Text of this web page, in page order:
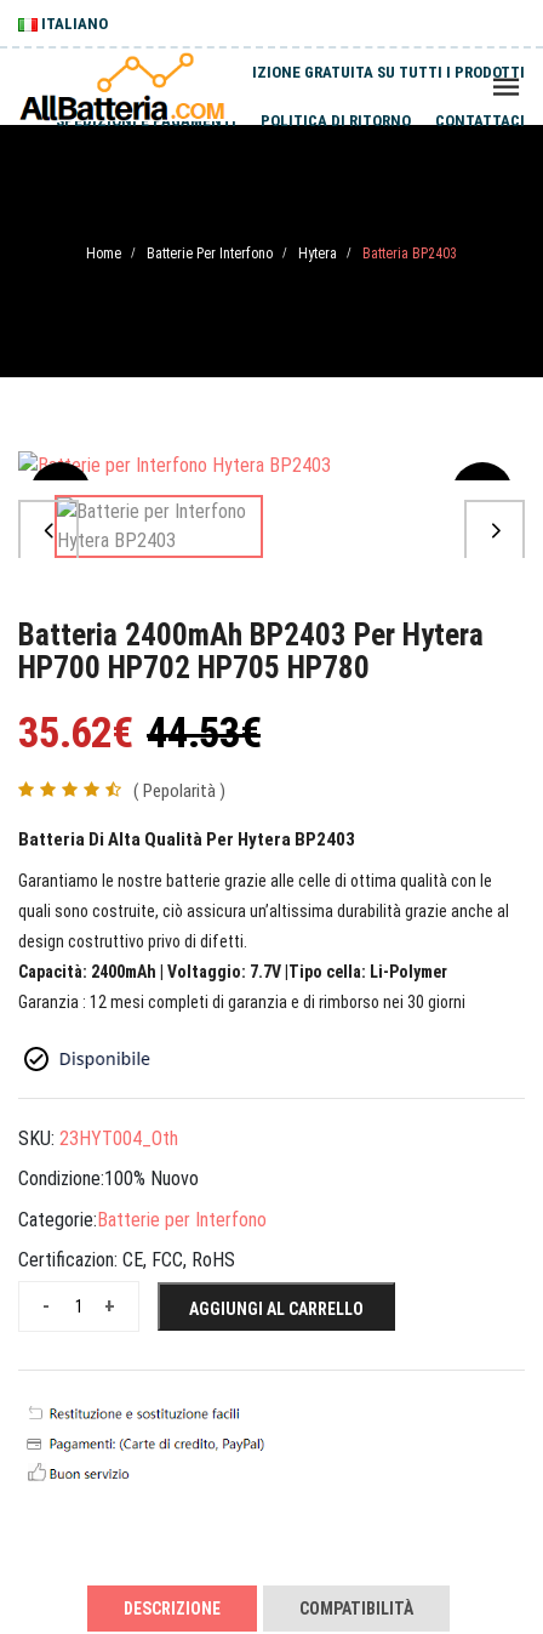
ITALIANO
SPEDIZIONE GRATUITA SU TUTTI I PRODOTTI
SPEDIZIONI E PAGAMENTI POLITICA DI RITORNO CONTATTACI
Home / Batterie Per Interfono / Hytera / Batteria BP2403
Sale
Batteria 2400mAh BP2403 Per Hytera
HP700 HP702 HP705 HP780
35.62€ 44.53€
( Pepolarità )
Batteria Di Alta Qualità Per Hytera BP2403
Garantiamo le nostre batterie grazie alle celle di ottima qualità con le
quali sono costruite, ciò assicura un’altissima durabilità grazie anche al
design costruttivo privo di difetti.
Capacità: 2400mAh | Voltaggio: 7.7V |Tipo cella: Li-Polymer
Garanzia : 12 mesi completi di garanzia e di rimborso nei 30 giorni
SKU: 23HYT004_Oth
Condizione:100% Nuovo
Categorie:Batterie per Interfono
Certificazion: CE, FCC, RoHS
+
- AGGIUNGI AL CARRELLO
DESCRIZIONE COMPATIBILITÀ